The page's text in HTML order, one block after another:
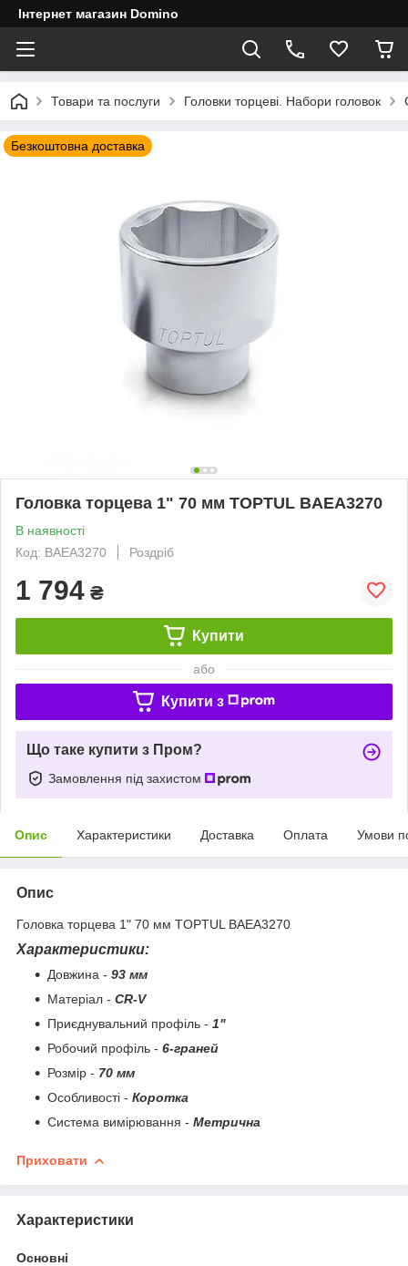
Інтернет магазин Domino
Товари та послуги Головки торцеві. Набори головок
Безкоштовна доставка
Головка торцева 1" 70 мм TOPTUL BAEA3270
В наявності
Код: BAEA3270
Роздріб
1 794 ₴
Купити
або
Купити з
Що таке купити з Пром?
Замовлення під захистом
Опис Характеристики Доставка Оплата Умови
Опис
Головка торцева 1" 70 мм TOPTUL BAEA3270
Характеристики:
Довжина - 93 мм
Матеріал - CR-V
Приєднувальний профіль - 1"
Робочий профіль - 6-граней
Розмір - 70 мм
Особливості - Коротка
Система вимірювання - Метрична
Приховати
Характеристики
Основні